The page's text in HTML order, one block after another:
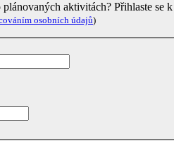
aktivitách? Přihlaste se k
osobních údajů)